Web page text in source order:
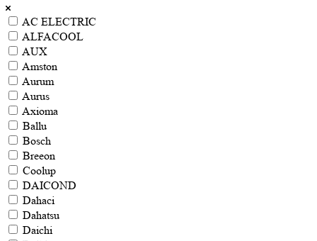
AC ELECTRIC
ALFACOOL
AUX
Amston
Aurum
Aurus
Axioma
Ballu
Bosch
Breeon
Coolup
DAICOND
Dahaci
Dahatsu
Daichi